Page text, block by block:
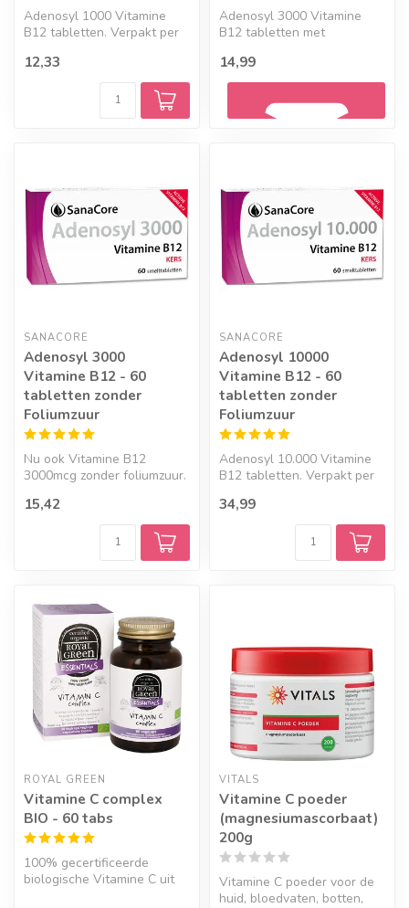
Adenosyl 1000 Vitamine
B12 tabletten. Verpakt per
12,33
Adenosyl 3000 Vitamine
B12 tabletten met
smelttablett...
14,99
Geef een seintje
SANACORE
Adenosyl 3000
Vitamine B12 - 60
tabletten zonder
Foliumzuur
Nu ook Vitamine B12
3000mcg zonder foliumzuur.
of fo...
15,42
SANACORE
Adenosyl 10000
Vitamine B12 - 60
tabletten zonder
Foliumzuur
Adenosyl 10.000 Vitamine
B12 tabletten. Verpakt per
kersen...
34,99
ROYAL GREEN
Vitamine C complex
BIO - 60 tabs
100% gecertificeerde
biologische Vitamine C uit
VITALS
Vitamine C poeder
(magnesiumascorbaat)
200g
Vitamine C poeder voor de
huid, bloedvaten, botten,